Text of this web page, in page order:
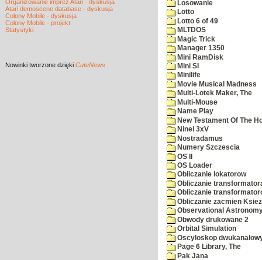
Organizowanie imprez Atari - dyskusja
Atari demoscene database - dyskusja
Colony Mobile - dyskusja
Colony Mobile - projekt
Statystyki
Nowinki tworzone dzięki CuteNews
Losowanie
Lotto
Lotto 6 of 49
MLTDOS
Magic Trick
Manager 1350
Mini RamDisk
Mini SI
Minilife
Movie Musical Madness
Multi-Lotek Maker, The
Multi-Mouse
Name Play
New Testament Of The
Ninel 3xV
Nostradamus
Numery Szczescia
OS II
OS Loader
Obliczanie lokatorow
Obliczanie
Obliczanie
Obliczanie zacmien
Observational
Obwody drukowane 2
Orbital Simulation
Oscyloskop
Page 6 Library, The
Pak Jana